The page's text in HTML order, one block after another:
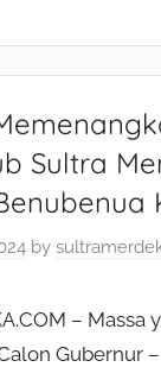
Sultra
by
–
Gubernur –